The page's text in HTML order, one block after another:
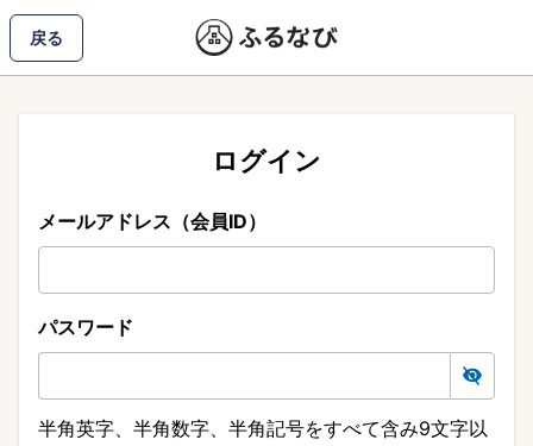
戻る
ログイン
メールアドレス（会員ID）
パスワード
半角英字、半角数字、半角記号をすべて含み9文字以